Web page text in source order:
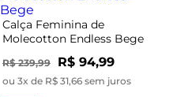
Calça Feminina de
Molecotton Endless Bege
R$ 239,99 R$ 94,99
ou 3x de R$ 31,66 sem juros